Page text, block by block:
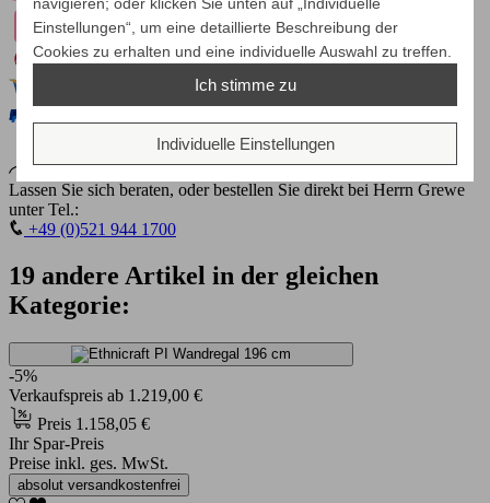
Lassen Sie sich beraten, oder bestellen Sie direkt bei Herrn Grewe
unter Tel.:
+49 (0)521 944 1700
19 andere Artikel in der gleichen
Kategorie:
-5%
Verkaufspreis ab 1.219,00 €
Preis 1.158,05 €
Ihr Spar-Preis
Preise inkl. ges. MwSt.
absolut versandkostenfrei
Einstellungen“, um eine detaillierte Beschreibung der
Cookies zu erhalten und eine individuelle Auswahl zu treffen.
Ich stimme zu
Individuelle Einstellungen